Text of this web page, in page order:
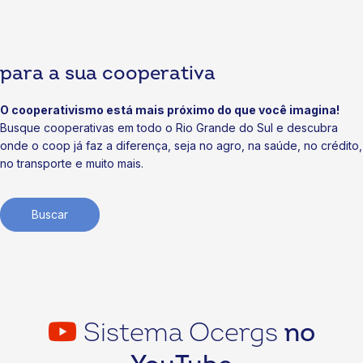
Notícias
03/07/2026
soja gaúcha
para a sua cooperativa
O cooperativismo está mais próximo do que você imagina!
Busque cooperativas em todo o Rio Grande do Sul e descubra
onde o coop já faz a diferença, seja no agro, na saúde, no crédito,
no transporte e muito mais.
Buscar
Sistema Ocergs no